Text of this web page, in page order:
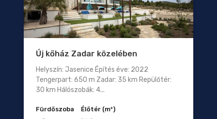
Új kőház Zadar közelében
Helyszín: Jasenice Építés éve: 2022
Tengerpart: 650 m Zadar: 35 km Repülőtér:
30 km Hálószobák: 4...
Fürdőszoba Élőtér (m²)